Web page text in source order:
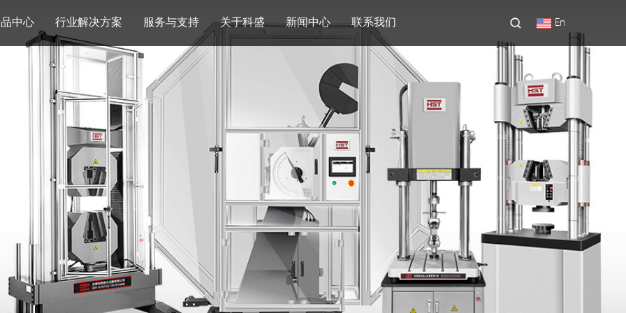
中心 行业解决方案 服务与支持 关于科盛 新闻中心 联系我们 En